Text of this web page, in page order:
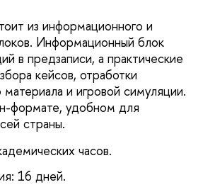
из информационного и
Информационный блок
в предзаписи, а практические
кейсов, отработки
материала и игровой симуляции.
формате, удобном для
страны.
часов.
16 дней.